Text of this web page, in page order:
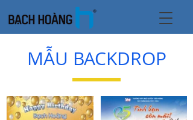
MẪU BACKDROP